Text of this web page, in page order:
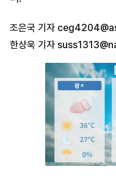
조은국 기자
한상욱 기자